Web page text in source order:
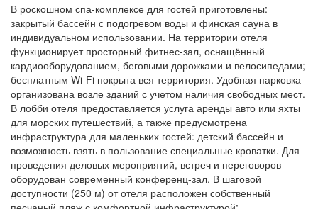
В роскошном спа-комплексе для гостей приготовлены:
закрытый бассейн с подогревом воды и финская сауна в
индивидуальном использовании. На территории отеля
функционирует просторный фитнес-зал, оснащённый
кардиооборудованием, беговыми дорожками и велосипедами;
бесплатным Wi-Fi покрыта вся территория. Удобная парковка
организована возле зданий с учетом наличия свободных мест.
В лобби отеля предоставляется услуга аренды авто или яхты
для морских путешествий, а также предусмотрена
инфраструктура для маленьких гостей: детский бассейн и
возможность взять в пользование специальные кроватки. Для
проведения деловых мероприятий, встреч и переговоров
оборудован современный конференц-зал. В шаговой
доступности (250 м) от отеля расположен собственный